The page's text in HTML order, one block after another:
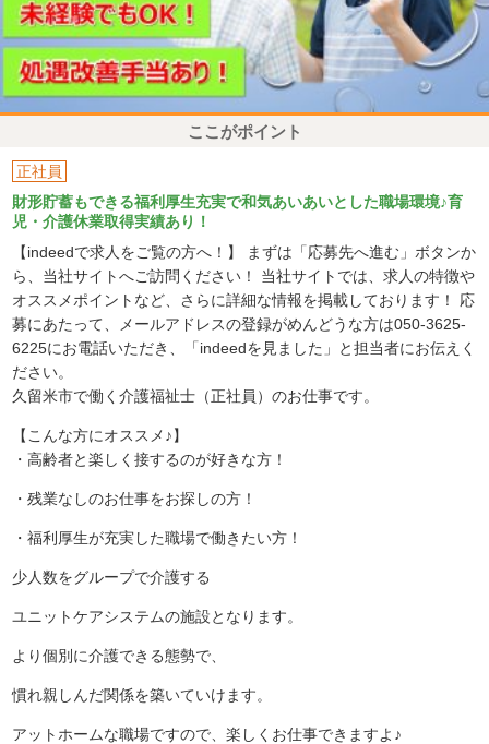
ここがポイント
正社員
財形貯蓄もできる福利厚生充実で和気あいあいとした職場環境♪育
児・介護休業取得実績あり！
【indeedで求人をご覧の方へ！】 まずは「応募先へ進む」ボタンか
ら、当社サイトへご訪問ください！ 当社サイトでは、求人の特徴や
オススメポイントなど、さらに詳細な情報を掲載しております！ 応
募にあたって、メールアドレスの登録がめんどうな方は050-3625-
6225にお電話いただき、「indeedを見ました」と担当者にお伝えく
ださい。
久留米市で働く介護福祉士（正社員）のお仕事です。
【こんな方にオススメ♪】
・高齢者と楽しく接するのが好きな方！
・残業なしのお仕事をお探しの方！
・福利厚生が充実した職場で働きたい方！
少人数をグループで介護する
ユニットケアシステムの施設となります。
より個別に介護できる態勢で、
慣れ親しんだ関係を築いていけます。
アットホームな職場ですので、楽しくお仕事できますよ♪